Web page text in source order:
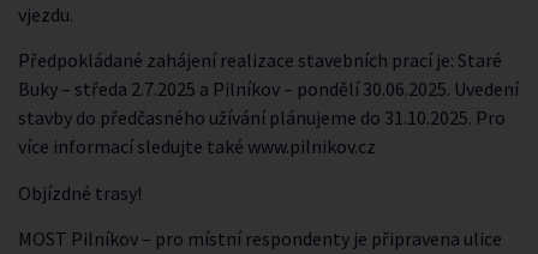
vjezdu.
Předpokládané zahájení realizace stavebních prací je: Staré
Buky – středa 2.7.2025 a Pilníkov – pondělí 30.06.2025. Uvedení
stavby do předčasného užívání plánujeme do 31.10.2025. Pro
více informací sledujte také www.pilnikov.cz
Objízdné trasy!
MOST Pilníkov – pro místní respondenty je připravena ulice